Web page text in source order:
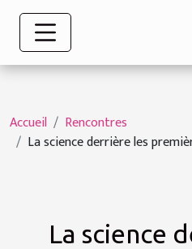
Accueil
Rencontres
La science derrière les
La science